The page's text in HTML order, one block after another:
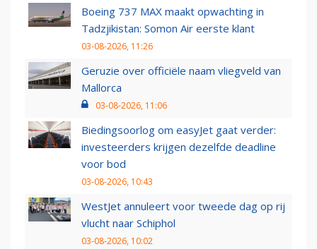
Boeing 737 MAX maakt opwachting in
Tadzjikistan: Somon Air eerste klant
03-08-2026, 11:26
Geruzie over officiële naam vliegveld van
Mallorca
03-08-2026, 11:06
Biedingsoorlog om easyJet gaat verder:
investeerders krijgen dezelfde deadline
voor bod
03-08-2026, 10:43
WestJet annuleert voor tweede dag op rij
vlucht naar Schiphol
03-08-2026, 10:02